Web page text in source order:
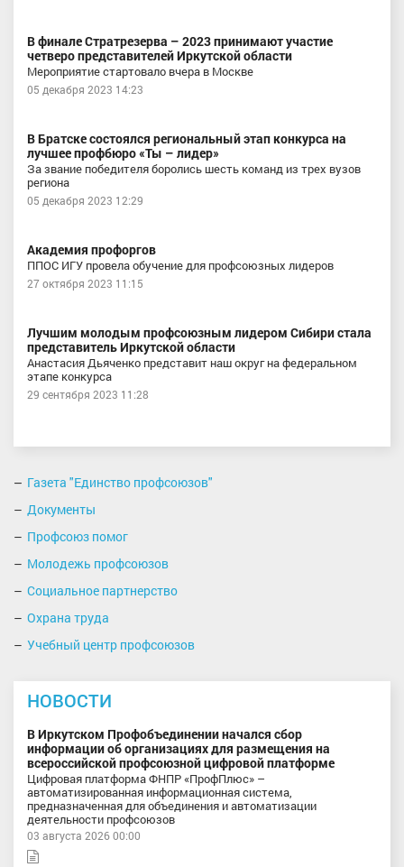
В финале Стратрезерва – 2023 принимают участие
четверо представителей Иркутской области
Мероприятие стартовало вчера в Москве
05 декабря 2023 14:23
В Братске состоялся региональный этап конкурса на
лучшее профбюро «Ты – лидер»
За звание победителя боролись шесть команд из трех вузов
региона
05 декабря 2023 12:29
Академия профоргов
ППОС ИГУ провела обучение для профсоюзных лидеров
27 октября 2023 11:15
Лучшим молодым профсоюзным лидером Сибири стала
представитель Иркутской области
Анастасия Дьяченко представит наш округ на федеральном
этапе конкурса
29 сентября 2023 11:28
Газета "Единство профсоюзов"
Документы
Профсоюз помог
Молодежь профсоюзов
Социальное партнерство
Охрана труда
Учебный центр профсоюзов
НОВОСТИ
В Иркутском Профобъединении начался сбор
информации об организациях для размещения на
всероссийской профсоюзной цифровой платформе
Цифровая платформа ФНПР «ПрофПлюс» –
автоматизированная информационная система,
предназначенная для объединения и автоматизации
деятельности профсоюзов
03 августа 2026 00:00